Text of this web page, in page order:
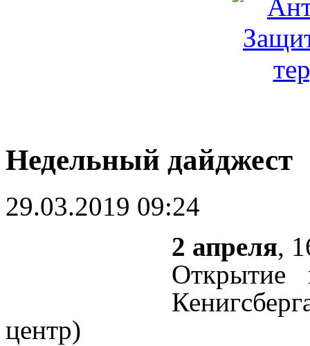
Недельный дайджест
29.03.2019 09:24
2 апреля,
центр)